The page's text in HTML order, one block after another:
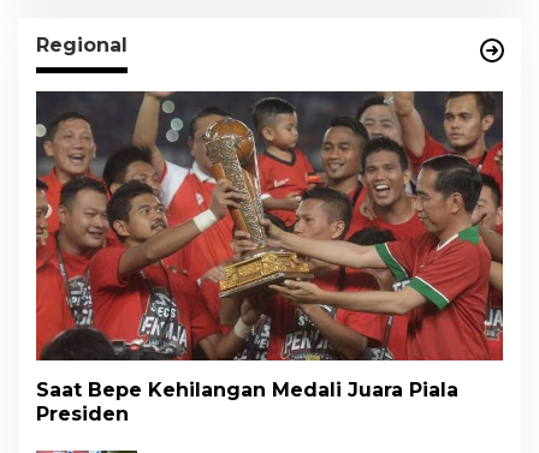
Regional
Saat Bepe Kehilangan Medali Juara Piala
Presiden